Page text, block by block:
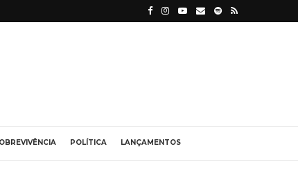
POLÍTICA LANÇAMENTOS